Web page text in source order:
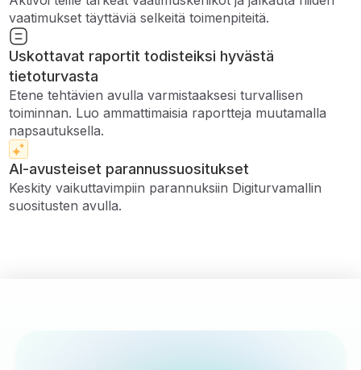
vaatimukset täyttäviä selkeitä toimenpiteitä.
Uskottavat raportit todisteiksi hyvästä
tietoturvasta
Etene tehtävien avulla varmistaaksesi turvallisen
toiminnan. Luo ammattimaisia ​​raportteja muutamalla
napsautuksella.
AI-avusteiset parannussuositukset
Keskity vaikuttavimpiin parannuksiin Digiturvamallin
suositusten avulla.